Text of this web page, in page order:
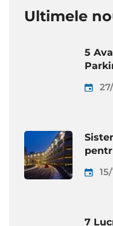
Ultimele
5
7